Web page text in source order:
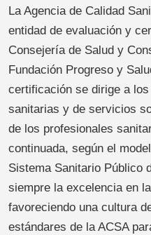
La Agencia de Calidad
entidad de evaluación y
Consejería de Salud y
Fundación Progreso y
certificación se dirige a
sanitarias y de servicios
de los profesionales
continuada, según el
Sistema Sanitario Público
siempre la excelencia en
favoreciendo una cultura
estándares de la ACSA